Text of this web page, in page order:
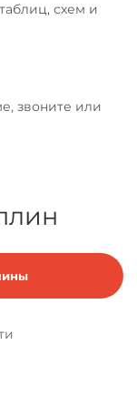
схем и
звоните или